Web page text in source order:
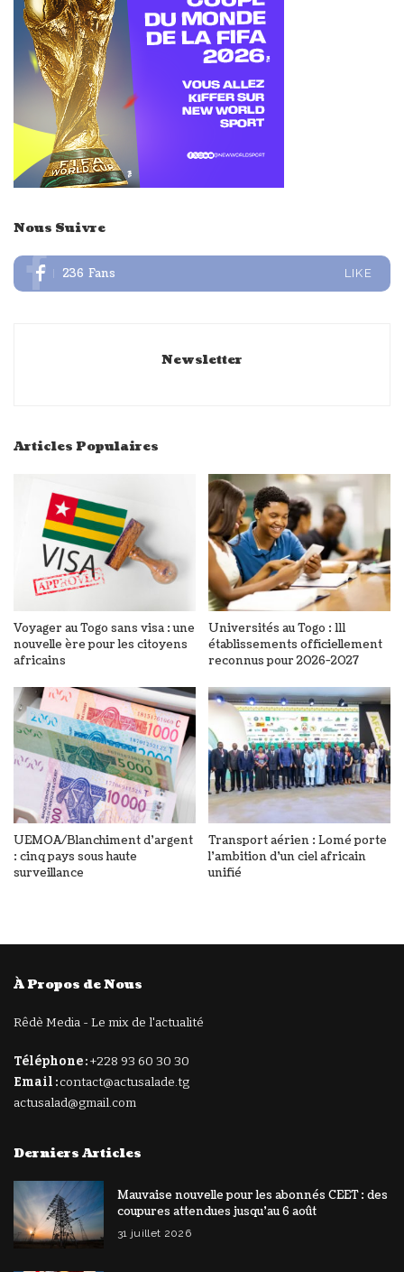
Nous Suivre
236 Fans LIKE
Newsletter
Articles Populaires
Voyager au Togo sans visa : une
nouvelle ère pour les citoyens
africains
Universités au Togo : 111
établissements officiellement
reconnus pour 2026-2027
UEMOA/Blanchiment d’argent
: cinq pays sous haute
surveillance
Transport aérien : Lomé porte
l’ambition d’un ciel africain
unifié
À Propos de Nous
Rêdè Media - Le mix de l'actualité
Téléphone :+228 93 60 30 30
Email :contact@actusalade.tg
actusalad@gmail.com
Derniers Articles
Mauvaise nouvelle pour les abonnés CEET : des
coupures attendues jusqu’au 6 août
31 juillet 2026